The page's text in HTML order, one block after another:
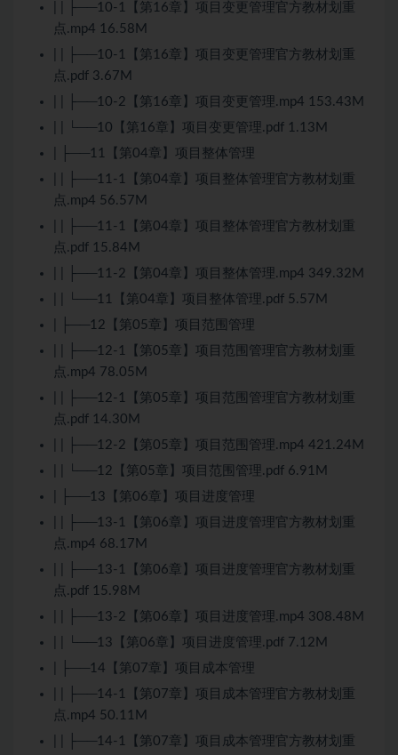
| | ├──10-1【第16章】项目变更管理官方教材划重
点.mp4 16.58M
| | ├──10-1【第16章】项目变更管理官方教材划重
点.pdf 3.67M
| | ├──10-2【第16章】项目变更管理.mp4 153.43M
| | └──10【第16章】项目变更管理.pdf 1.13M
| ├──11【第04章】项目整体管理
| | ├──11-1【第04章】项目整体管理官方教材划重
点.mp4 56.57M
| | ├──11-1【第04章】项目整体管理官方教材划重
点.pdf 15.84M
| | ├──11-2【第04章】项目整体管理.mp4 349.32M
| | └──11【第04章】项目整体管理.pdf 5.57M
| ├──12【第05章】项目范围管理
| | ├──12-1【第05章】项目范围管理官方教材划重
点.mp4 78.05M
| | ├──12-1【第05章】项目范围管理官方教材划重
点.pdf 14.30M
| | ├──12-2【第05章】项目范围管理.mp4 421.24M
| | └──12【第05章】项目范围管理.pdf 6.91M
| ├──13【第06章】项目进度管理
| | ├──13-1【第06章】项目进度管理官方教材划重
点.mp4 68.17M
| | ├──13-1【第06章】项目进度管理官方教材划重
点.pdf 15.98M
| | ├──13-2【第06章】项目进度管理.mp4 308.48M
| | └──13【第06章】项目进度管理.pdf 7.12M
| ├──14【第07章】项目成本管理
| | ├──14-1【第07章】项目成本管理官方教材划重
点.mp4 50.11M
| | ├──14-1【第07章】项目成本管理官方教材划重